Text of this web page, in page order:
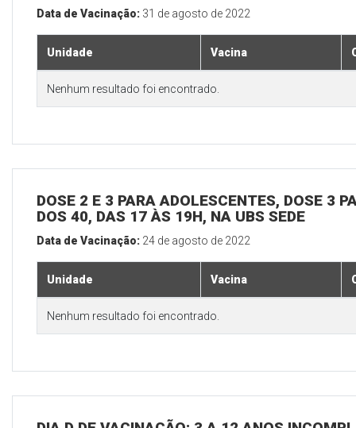
Data de Vacinação: 31 de agosto de 2022
Unidade Vacina
Nenhum resultado foi encontrado.
DOSE 2 E 3 PARA ADOLESCENTES, DOSE 3
DOS 40, DAS 17 ÀS 19H, NA UBS SEDE
Data de Vacinação: 24 de agosto de 2022
Unidade Vacina
Nenhum resultado foi encontrado.